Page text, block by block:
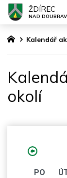
Kalendář
okolí
PO
ŽDÍREC
NAD